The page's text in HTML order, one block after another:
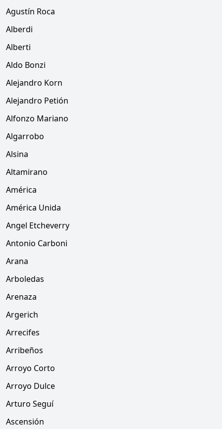
Agustín Roca
Alberdi
Alberti
Aldo Bonzi
Alejandro Korn
Alejandro Petión
Alfonzo Mariano
Algarrobo
Alsina
Altamirano
América
América Unida
Angel Etcheverry
Antonio Carboni
Arana
Arboledas
Arenaza
Argerich
Arrecifes
Arribeños
Arroyo Corto
Arroyo Dulce
Arturo Seguí
Ascensión